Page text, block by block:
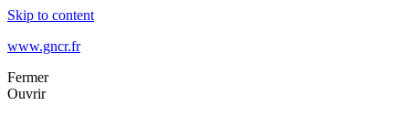
Skip to content
www.gncr.fr
Fermer
Ouvrir